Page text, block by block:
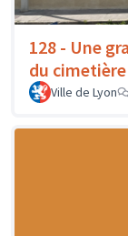
128 - Une
du
Ville de Lyon